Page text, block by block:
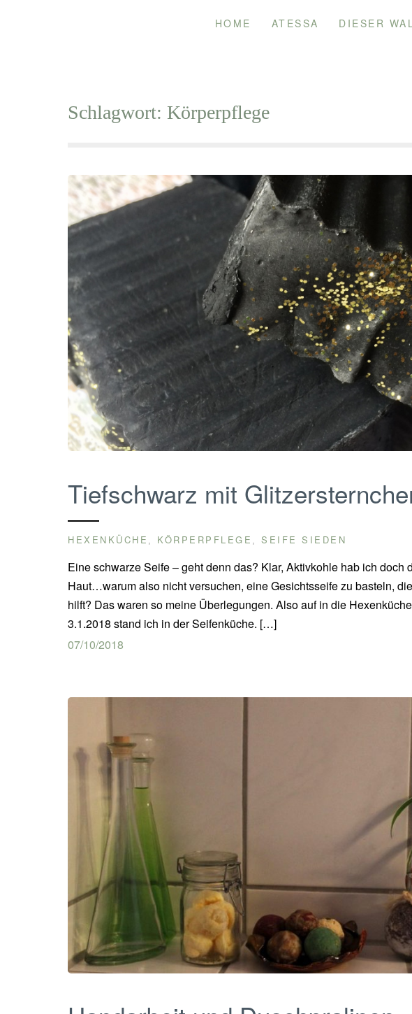
HOME ATESSA DIESER
Schlagwort: Körperpflege
Tiefschwarz mit
HEXENKÜCHE , KÖRPERPFLEGE , SEIFE SIEDEN
Eine schwarze Seife – geht denn das? Klar, Aktivkohle hab ich doch
Haut…warum also nicht versuchen, eine Gesichtsseife zu basteln,
hilft? Das waren so meine Überlegungen. Also auf in die
3.1.2018 stand ich in der Seifenküche. […]
07/10/2018